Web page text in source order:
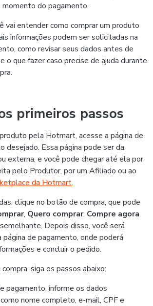
momento do pagamento.
vai entender como comprar um produto
informações podem ser solicitadas na
como revisar seus dados antes de
o que fazer caso precise de ajuda durante
primeiros passos
pela Hotmart, acesse a página de
desejado. Essa página pode ser da
externa, e você pode chegar até ela por
pelo Produtor, por um Afiliado ou ao
da Hotmart.
clique no botão de compra, que pode
, Quero comprar, Compre agora
Depois disso, você será
página de pagamento, onde poderá
e concluir o pedido.
siga os passos abaixo:
pagamento, informe os dados
nome completo, e-mail, CPF e